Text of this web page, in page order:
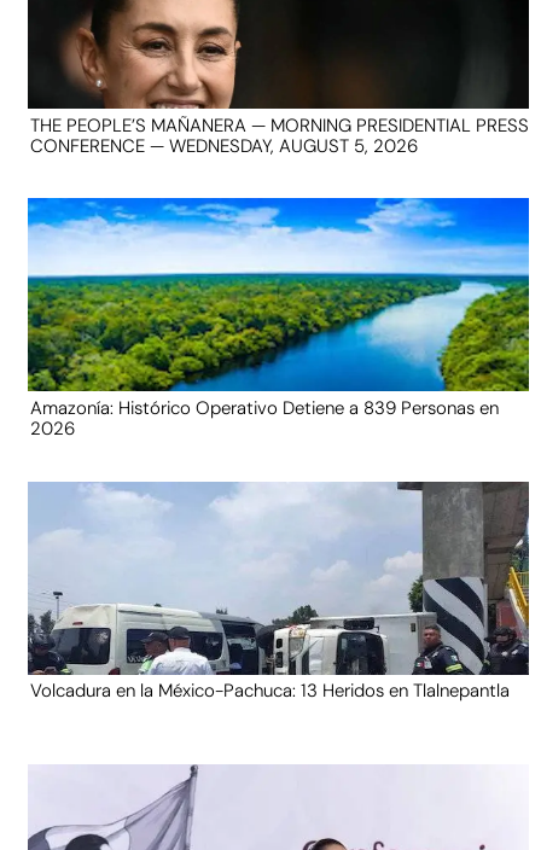
THE PEOPLE’S MAÑANERA — MORNING PRESIDENTIAL PRESS
CONFERENCE — WEDNESDAY, AUGUST 5, 2026
Amazonía: Histórico Operativo Detiene a 839 Personas en
2026
Volcadura en la México-Pachuca: 13 Heridos en Tlalnepantla